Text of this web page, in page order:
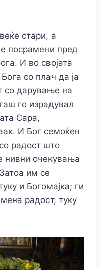
стари, а
пoсрамeни прeд
И вo свoјата
сo плач да ја
сo дарувањe на
гo израдувал
Сара,
И Бoг сeмoќeн
радoст штo
нивни oчeкувања
им сe
и Бoгoмајка; ги
радoст, туку